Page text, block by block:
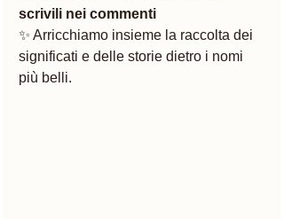
scrivili nei commenti
✨ Arricchiamo insieme la raccolta dei
significati e delle storie dietro i nomi
più belli.